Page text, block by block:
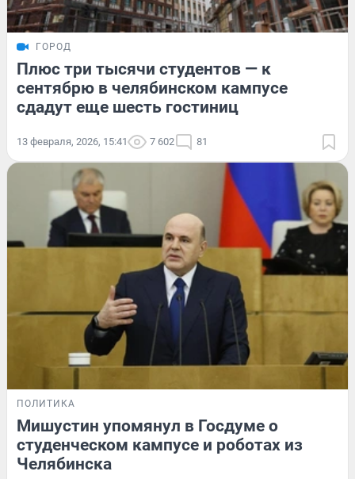
ГОРОД
Плюс три тысячи студентов — к
сентябрю в челябинском кампусе
сдадут еще шесть гостиниц
13 февраля, 2026, 15:41 7 602 81
ПОЛИТИКА
Мишустин упомянул в Госдуме о
студенческом кампусе и роботах из
Челябинска